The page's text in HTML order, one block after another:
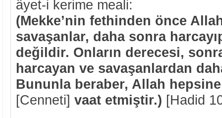
âyet-i kerime meali:
(Mekke’nin fethinden önce
savaşanlar, daha sonra
değildir. Onların derecesi,
harcayan ve savaşanlardan
Bununla beraber, Allah
[Cenneti] vaat etmiştir.) [Hadid